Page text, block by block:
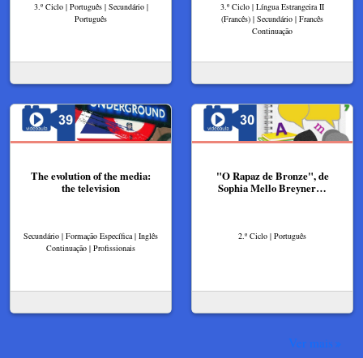
3.º Ciclo | Português | Secundário |
Português
3.º Ciclo | Língua Estrangeira II
(Francês) | Secundário | Francês
Continuação
The evolution of the media:
the television
Secundário | Formação Específica | Inglês
Continuação | Profissionais
"O Rapaz de Bronze", de
Sophia Mello Breyner…
2.º Ciclo | Português
Ver mais